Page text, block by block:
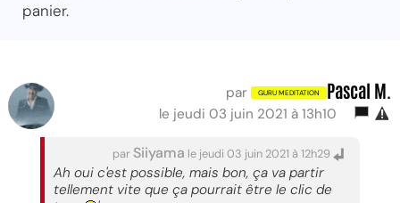
panier.
par Pascal M.
le jeudi 03 juin 2021 à 13h10
par Siiyama le jeudi 03 juin 2021 à 12h29
Ah oui c'est possible, mais bon, ça va partir
tellement vite que ça pourrait être le clic de